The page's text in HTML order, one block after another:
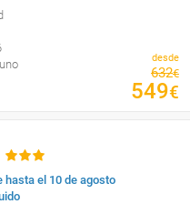
desde
632€
549€
hasta el 10 de agosto